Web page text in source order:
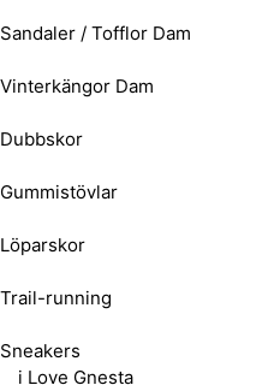
Sandaler / Tofflor Dam
Vinterkängor Dam
Dubbskor
Gummistövlar
Löparskor
Trail-running
Sneakers
i Love Gnesta